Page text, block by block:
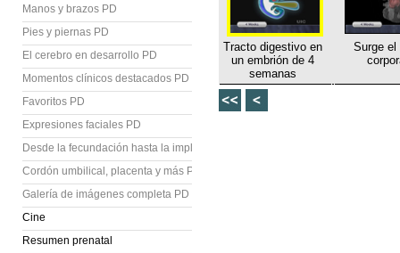
Manos y brazos PD
Pies y piernas PD
El cerebro en desarrollo PD
Momentos clínicos destacados PD
Favoritos PD
Expresiones faciales PD
Desde la fecundación hasta la implantación PD
Cordón umbilical, placenta y más PD
Galería de imágenes completa PD
Cine
Resumen prenatal
Tracto digestivo en
un embrión de 4
semanas
Surge el